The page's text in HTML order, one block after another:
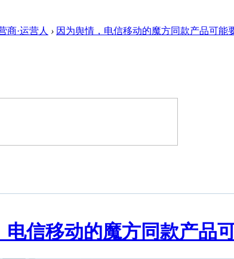
商·运营人 › 因为舆情，电信移动的魔方同款产品可能
电信移动的魔方同款产品